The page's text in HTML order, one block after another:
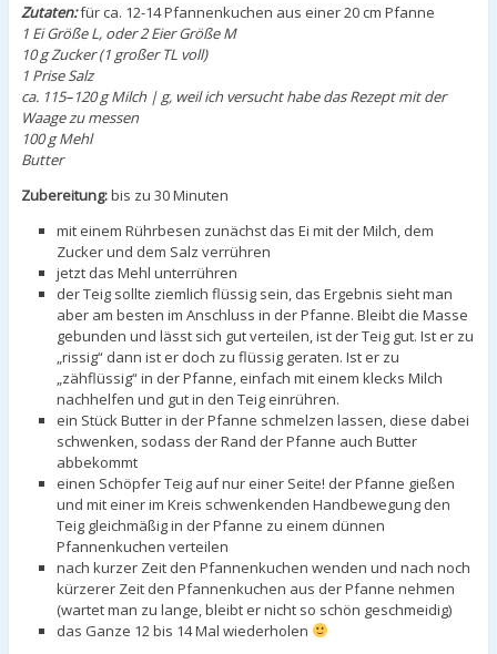
Zutaten:für ca. 12-14 Pfannenkuchen aus einer 20 cm Pfanne
1 Ei Größe L, oder 2 Eier Größe M
10 g Zucker (1 großer TL voll)
1 Prise Salz
ca. 115–120 g Milch | g, weil ich versucht habe das Rezept mit der
Waage zu messen
100 g Mehl
Butter
Zubereitung:bis zu 30 Minuten
mit einem Rührbesen zunächst das Ei mit der Milch, dem
Zucker und dem Salz verrühren
jetzt das Mehl unterrühren
der Teig sollte ziemlich flüssig sein, das Ergebnis sieht man
aber am besten im Anschluss in der Pfanne. Bleibt die Masse
gebunden und lässt sich gut verteilen, ist der Teig gut. Ist er zu
„rissig“ dann ist er doch zu flüssig geraten. Ist er zu
„zähflüssig“ in der Pfanne, einfach mit einem klecks Milch
nachhelfen und gut in den Teig einrühren.
ein Stück Butter in der Pfanne schmelzen lassen, diese dabei
schwenken, sodass der Rand der Pfanne auch Butter
abbekommt
einen Schöpfer Teig auf nur einer Seite! der Pfanne gießen
und mit einer im Kreis schwenkenden Handbewegung den
Teig gleichmäßig in der Pfanne zu einem dünnen
Pfannenkuchen verteilen
nach kurzer Zeit den Pfannenkuchen wenden und nach noch
kürzerer Zeit den Pfannenkuchen aus der Pfanne nehmen
(wartet man zu lange, bleibt er nicht so schön geschmeidig)
das Ganze 12 bis 14 Mal wiederholen